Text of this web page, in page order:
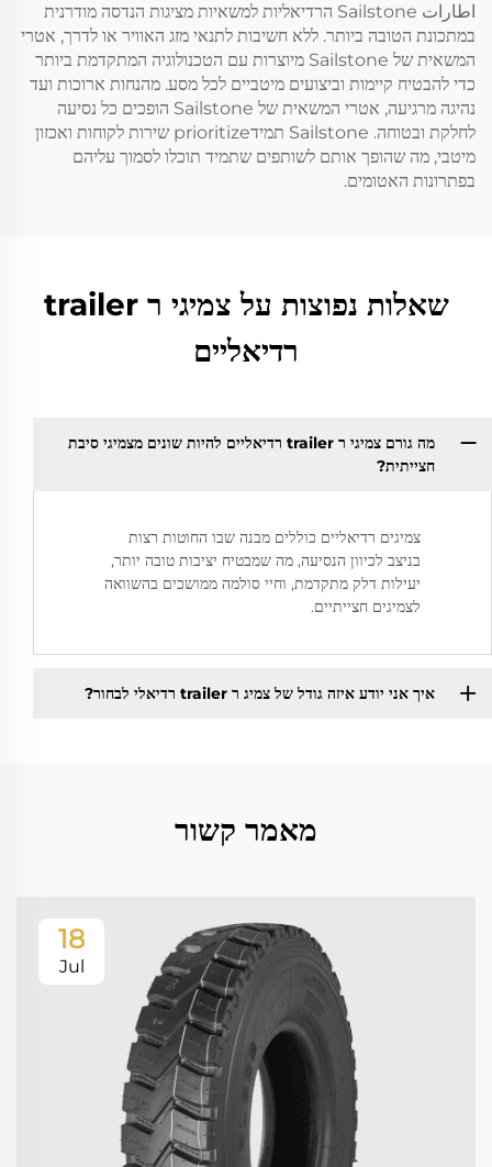
اطارات Sailstone הרדיאליות למשאיות מציגות הנדסה מודרנית
במתכונת הטובה ביותר. ללא חשיבות לתנאי מזג האוויר או לדרך, אטרי
המשאית של Sailstone מיוצרות עם הטכנולוגיה המתקדמת ביותר
כדי להבטיח קיימות וביצועים מיטביים לכל מסע. מהנחות ארוכות ועד
נהיגה מרגיעה, אטרי המשאית של Sailstone הופכים כל נסיעה
לחלקת ובטוחה. Sailstone תמידprioritize שירות לקוחות ואכזון
מיטבי, מה שהופך אותם לשותפים שתמיד תוכלו לסמוך עליהם
בפתרונות האטומים.
שאלות נפוצות על צמיגי ר trailer
רדיאליים
מה גורם צמיגי ר trailer רדיאליים להיות שונים מצמיגי סיבת
חצייתית?
צמיגים רדיאליים כוללים מבנה שבו החוטות רצות
בניצב לכיוון הנסיעה, מה שמבטיח יציבות טובה יותר,
יעילות דלק מתקדמת, וחיי סולמה ממושכים בהשוואה
לצמיגים חצייתיים.
איך אני יודע איזה גודל של צמיג ר trailer רדיאלי לבחור?
מאמר קשור
18
Jul